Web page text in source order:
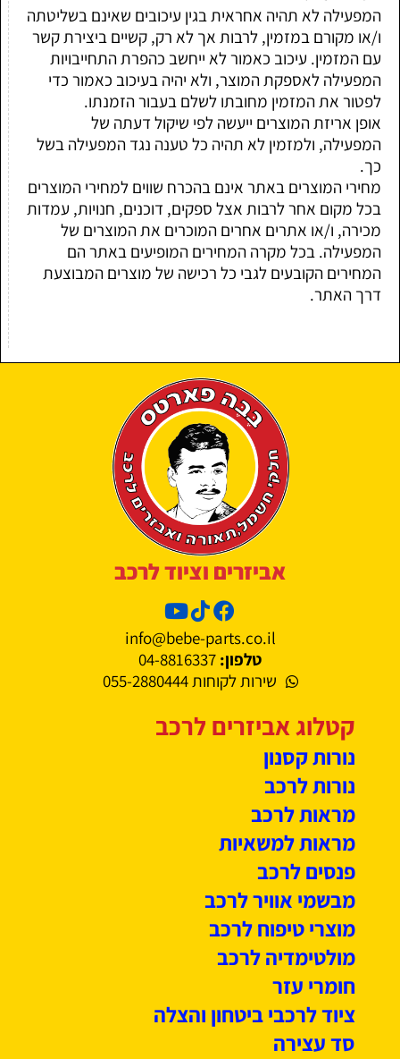
המפעילה לא תהיה אחראית בגין עיכובים שאינם בשליטתה
ו/או מקורם במזמין, לרבות אך לא רק, קשיים ביצירת קשר
עם המזמין. עיכוב כאמור לא ייחשב כהפרת התחייבויות
המפעילה לאספקת המוצר, ולא יהיה בעיכוב כאמור כדי
לפטור את המזמין מחובתו לשלם בעבור הזמנתו.
אופן אריזת המוצרים ייעשה לפי שיקול דעתה של
המפעילה, ולמזמין לא תהיה כל טענה נגד המפעילה בשל
כך.
מחירי המוצרים באתר אינם בהכרח שווים למחירי המוצרים
בכל מקום אחר לרבות אצל ספקים, דוכנים, חנויות, עמדות
מכירה, ו/או אתרים אחרים המוכרים את המוצרים של
המפעילה. בכל מקרה המחירים המופיעים באתר הם
המחירים הקובעים לגבי כל רכישה של מוצרים המבוצעת
דרך האתר.
אביזרים וציוד לרכב
info@bebe-parts.co.il
טלפון: 04-8816337
שירות לקוחות 055-2880444
קטלוג אביזרים לרכב
נורות קסנון
נורות לרכב
מראות לרכב
מראות למשאיות
פנסים לרכב
מבשמי אוויר לרכב
מוצרי טיפוח לרכב
מולטימדיה לרכב
חומרי עזר
ציוד לרכבי ביטחון והצלה
סד עצירה